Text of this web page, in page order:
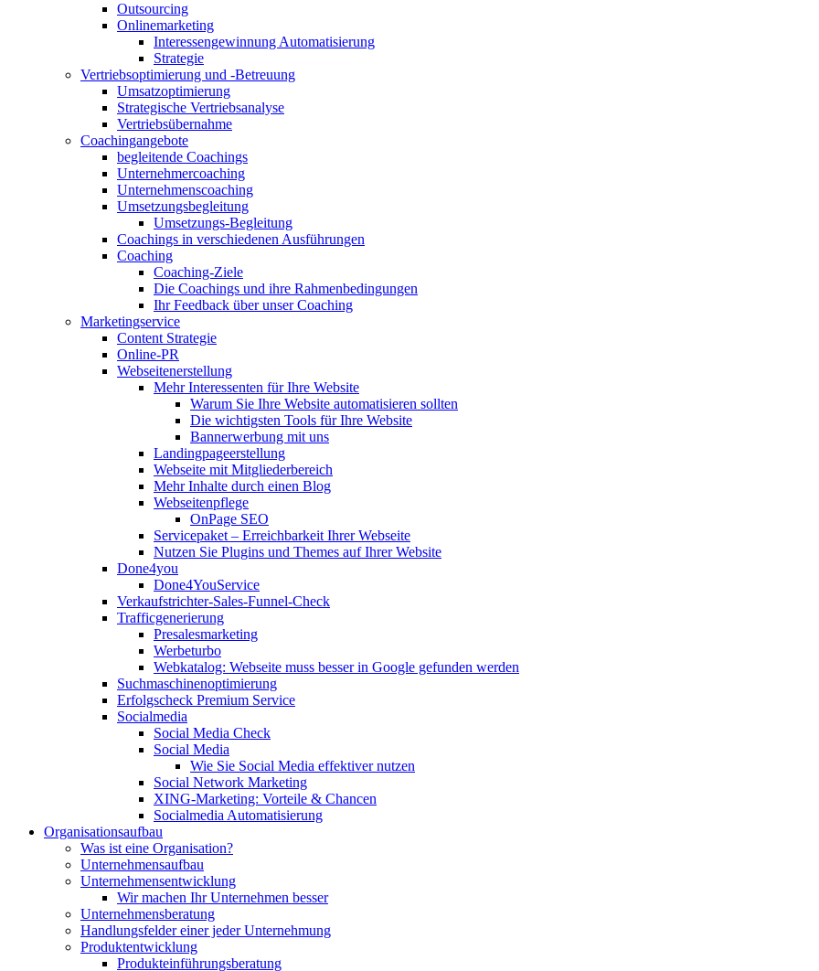
Outsourcing
Onlinemarketing
Interessengewinnung Automatisierung
Strategie
Vertriebsoptimierung und -Betreuung
Umsatzoptimierung
Strategische Vertriebsanalyse
Vertriebsübernahme
Coachingangebote
begleitende Coachings
Unternehmercoaching
Unternehmenscoaching
Umsetzungsbegleitung
Umsetzungs-Begleitung
Coachings in verschiedenen Ausführungen
Coaching
Coaching-Ziele
Die Coachings und ihre Rahmenbedingungen
Ihr Feedback über unser Coaching
Marketingservice
Content Strategie
Online-PR
Webseitenerstellung
Mehr Interessenten für Ihre Website
Warum Sie Ihre Website automatisieren sollten
Die wichtigsten Tools für Ihre Website
Bannerwerbung mit uns
Landingpageerstellung
Webseite mit Mitgliederbereich
Mehr Inhalte durch einen Blog
Webseitenpflege
OnPage SEO
Servicepaket – Erreichbarkeit Ihrer Webseite
Nutzen Sie Plugins und Themes auf Ihrer Website
Done4you
Done4YouService
Verkaufstrichter-Sales-Funnel-Check
Trafficgenerierung
Presalesmarketing
Werbeturbo
Webkatalog: Webseite muss besser in Google gefunden werden
Suchmaschinenoptimierung
Erfolgscheck Premium Service
Socialmedia
Social Media Check
Social Media
Wie Sie Social Media effektiver nutzen
Social Network Marketing
XING-Marketing: Vorteile & Chancen
Socialmedia Automatisierung
Organisationsaufbau
Was ist eine Organisation?
Unternehmensaufbau
Unternehmensentwicklung
Wir machen Ihr Unternehmen besser
Unternehmensberatung
Handlungsfelder einer jeder Unternehmung
Produktentwicklung
Produkteinführungsberatung